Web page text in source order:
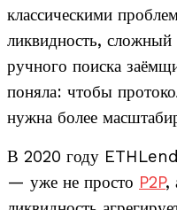
классическими
ликвидность, сложный
ручного поиска
поняла: чтобы
нужна более
В 2020 году
— уже не просто P2P,